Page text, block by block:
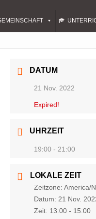
DATUM
21 Nov. 2022
Expired!
UHRZEIT
19:00 - 21:00
LOKALE ZEIT
Zeitzone:America/
Datum: 21 Nov.
Zeit: 13:00 - 15:00